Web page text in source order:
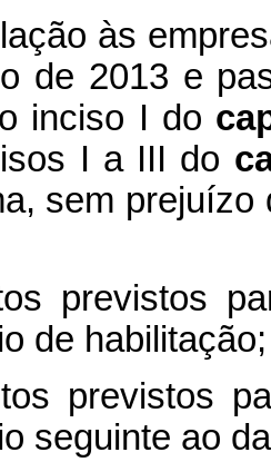
às
de 2013 e
inciso I do
I a III do
sem prejuízo
previstos
de habilitação;
previstos
seguinte ao